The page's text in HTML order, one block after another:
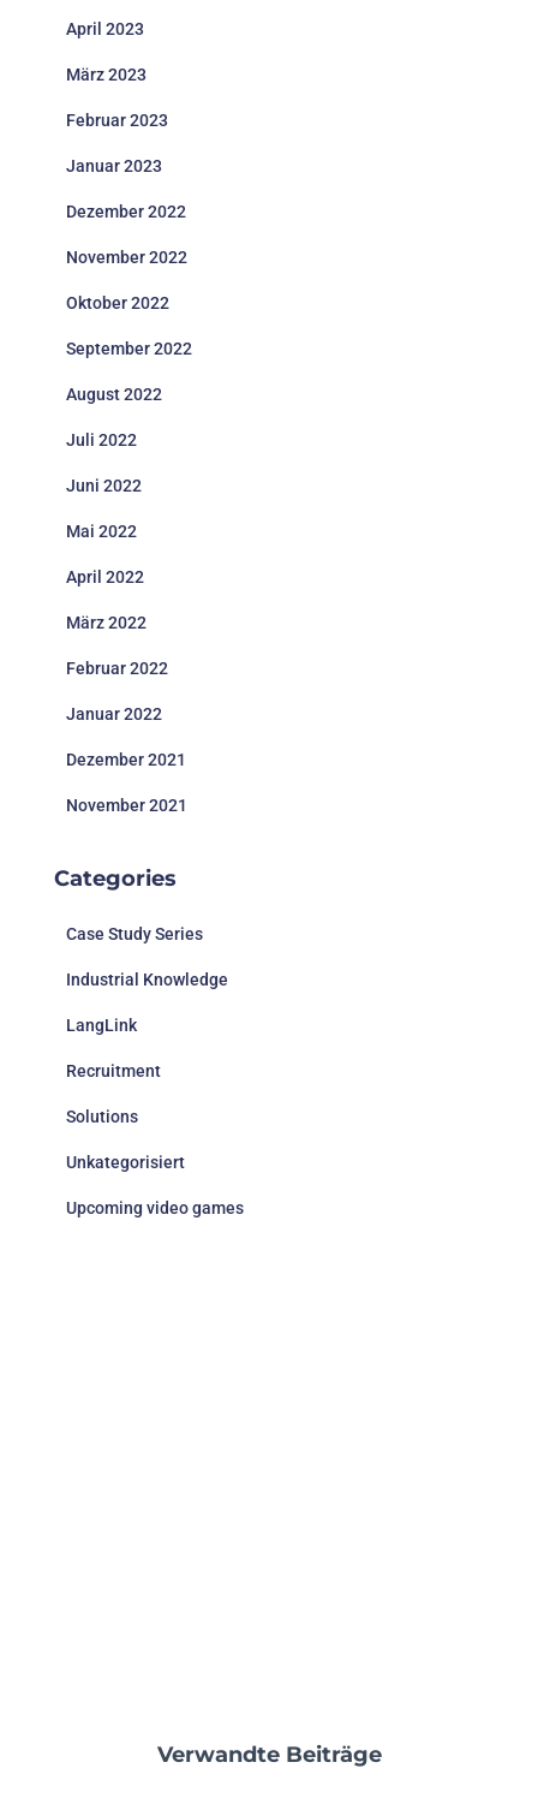
April 2023
März 2023
Februar 2023
Januar 2023
Dezember 2022
November 2022
Oktober 2022
September 2022
August 2022
Juli 2022
Juni 2022
Mai 2022
April 2022
März 2022
Februar 2022
Januar 2022
Dezember 2021
November 2021
Categories
Case Study Series
Industrial Knowledge
LangLink
Recruitment
Solutions
Unkategorisiert
Upcoming video games
Verwandte Beiträge